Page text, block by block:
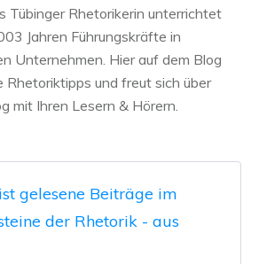
Tübinger Rhetorikerin unterrichtet
Jahren Führungskräfte in
Unternehmen. Hier auf dem Blog
Rhetoriktipps und freut sich über
mit Ihren Lesern & Hörern.
gelesene Beiträge im
der Rhetorik - aus